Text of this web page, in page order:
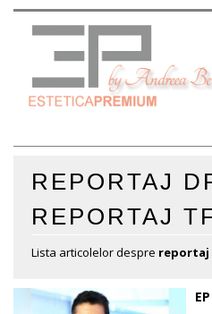
REPORTAJ
REPORTAJ
Lista articolelor despre reportaj